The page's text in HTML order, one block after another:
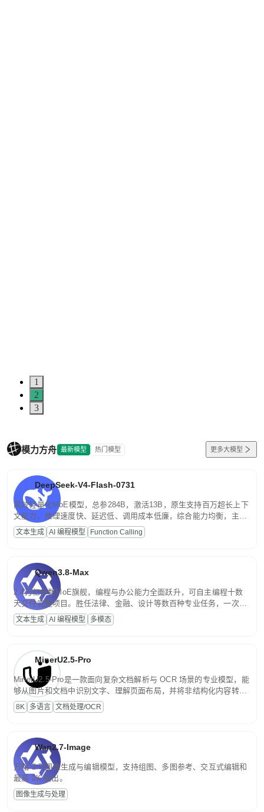
1
2
3
模力方舟 最新模型 热门模型 更多大模型
DeepSeek-V4-Flash-0731
高效轻量化MoE模型，总参284B，激活13B，原生支持百万超长上下
文能力。推理速度快、延迟低、调用成本低廉，综合能力均衡，主打
高并发、轻量化任务，适合日常对话、内容创作、基础 RAG、批量
文案处理等普惠刚需场景。
文本生成 AI 编程模型 Function Calling
Qwen3.8-Max
2.4万亿参数MoE旗舰，编程与办公能力全面跃升，可自主编程十数
天交付完整项目。胜任法律、金融、设计等数百种专业任务，一次对
话端到端交付生产级成果。原生视觉理解贯穿规划、执行与验证全流
程，支持超长文档与长视频的深度语义解析。长程任务中自主规划与
文本生成 AI 编程模型 多模态
MinerU2.5-Pro
MinerU2.5-Pro是一款面向复杂文档解析与 OCR 场景的专业模型，能
够从图片和文档中识别文字、理解页面布局，并将非结构化内容转换
为便于存储、检索和二次处理的结构化结果。
8K 多语言 文档处理/OCR
Wan2.7-Image
万相 2.7 图像生成与编辑模型，支持组图、多图参考、交互式编辑和
最高 2K 输出。
图像生成与处理